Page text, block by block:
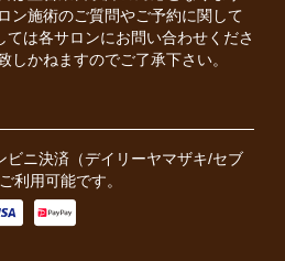
ン施術のご質問やご予約に関して
は各サロンにお問い合わせくださ
しかねますのでご了承下さい。
ビニ決済（デイリーヤマザキ/セブ
利用可能です。